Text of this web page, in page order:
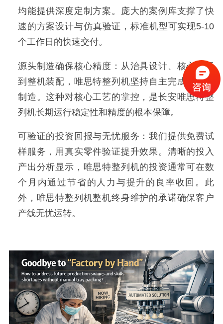
均能提供深度定制方案。庞大的案例库支撑了快
速的方案设计与仿真验证，标准机型可实现5-10
个工作日的快速交付。
源头制造确保核心精度：从治具设计、核心加工
到整机装配， 唯思特整列机坚持自主完成全链条
制造。这种对核心工艺的掌控，是长安唯思特整
列机长期运行稳定性和精度的根本保障。
可验证的投资回报与无忧服务：我们提供免费试
样服务，用真实零件验证提升效果。清晰的投入
产出分析显示， 唯思特整列机的投资通常可在数
个月内通过节省的人力与提升的良率收回。此
外， 唯思特整列机整机终身维护的承诺确保客户
产线无忧运转。